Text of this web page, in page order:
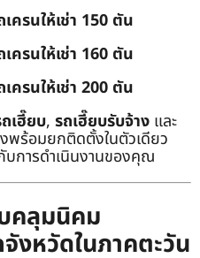
เครนให้เช่า 150 ตัน
เครนให้เช่า 160 ตัน
เครนให้เช่า 200 ตัน
ถเฮี๊ยบ, รถเฮี๊ยบรับจ้าง และ
พร้อมยกติดตั้งในตัวเดียว
บการดำเนินงานของคุณ
คลุมนิคม
งหวัดในภาคตะวัน